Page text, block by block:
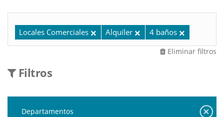
Locales Comerciales Alquiler 4 baños
Eliminar filtros
Filtros
Departamentos